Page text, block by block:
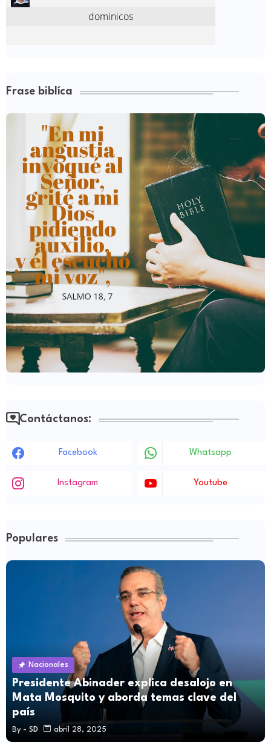
Frase biblíca
Contáctanos:
Facebook Whatsapp
Instagram Youtube
Populares
Nacionales
Presidente Abinader explica desalojo en
Mata Mosquito y aborda temas clave del
país
By - SD abril 28, 2025